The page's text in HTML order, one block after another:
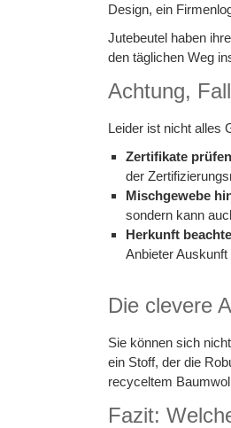
Design, ein
Jutebeutel haben
den täglichen Weg
Achtung,
Leider ist nicht alles
Zertifikate
der
Mischgewebe
sondern kann
Herkunft
Anbieter
Die clevere
Sie können sich
ein Stoff, der die
recyceltem
Fazit: